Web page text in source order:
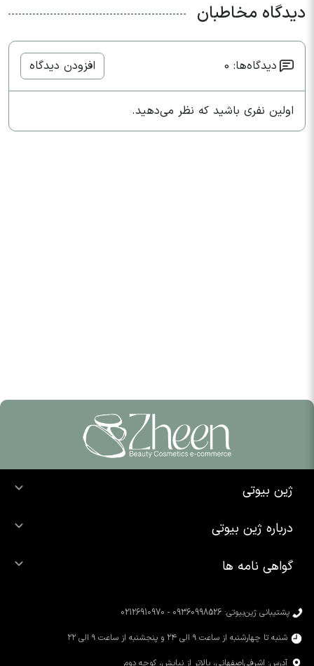
دیدگاه مخاطبان
دیدگاه‌ها: 0 افزودن دیدگاه
اولین نفری باشید که نظر می‌دهید.
ژین بیوتی
خرید شوینده صورت
خرید رژ لب
درباره ژین بیوتی
تماس با ما
محصولات سیمپل
گواهی نامه ها
پشتیبانی ژین‌بیوتی: 09360998526 - 02126910970
شنبه تا چهارشنبه از ساعت ۹ الی ۲۴ و پنجشنبه از ساعت ۹ الی ۲۲
آدرس: اشرفی‌اصفهانی، بالاتر از نیایش، کوچه دوم